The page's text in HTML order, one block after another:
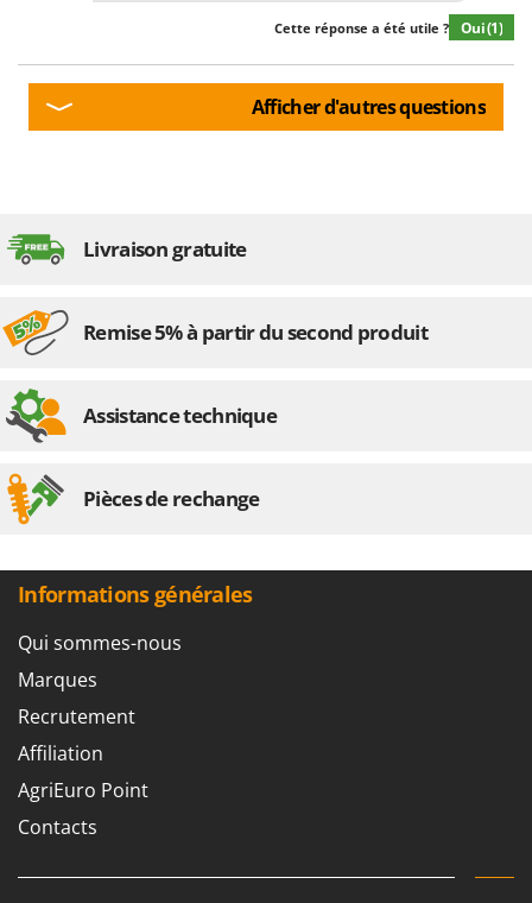
Cette réponse a été utile ? Oui(1)
Afficher d'autres questions
Livraison gratuite
Remise 5% à partir du second produit
Assistance technique
Pièces de rechange
Informations générales
Qui sommes-nous
Marques
Recrutement
Affiliation
AgriEuro Point
Contacts